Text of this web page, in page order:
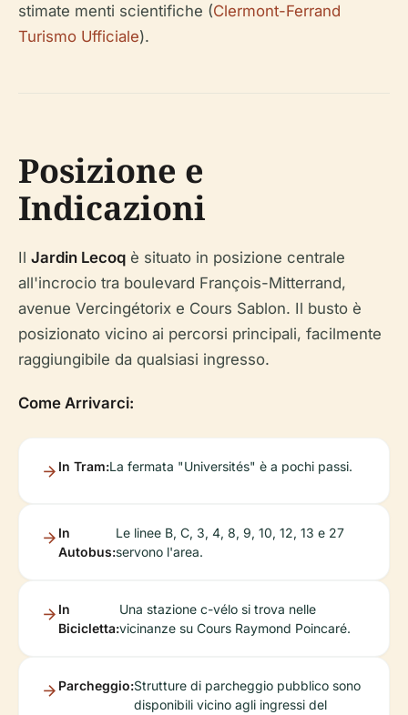
stimate menti scientifiche (Clermont-Ferrand
Turismo Ufficiale).
Posizione e
Indicazioni
Il Jardin Lecoq è situato in posizione centrale
all'incrocio tra boulevard François-Mitterrand,
avenue Vercingétorix e Cours Sablon. Il busto è
posizionato vicino ai percorsi principali, facilmente
raggiungibile da qualsiasi ingresso.
Come Arrivarci:
In Tram:La fermata "Universités" è a pochi passi.
In
Autobus:
Le linee B, C, 3, 4, 8, 9, 10, 12, 13 e 27
servono l'area.
In
Bicicletta:
Una stazione c-vélo si trova nelle
vicinanze su Cours Raymond Poincaré.
Parcheggio:Strutture di parcheggio pubblico sono
disponibili vicino agli ingressi del